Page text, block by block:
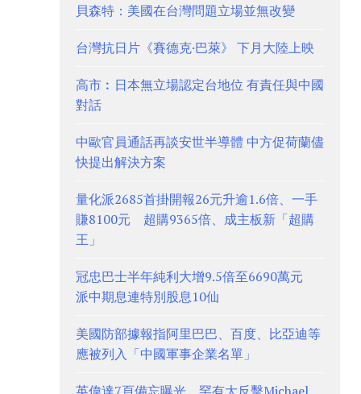
貝森特：美國在台灣問題立場並無改變
台灣抗日片《賽德克·巴萊》 下月大陸上映
高市︰日本無立場認定台地位 有責任與中國
對話
中歐官員通話再談安世半導體 中方促荷蘭儘
快提出解決方案
量化派2685首掛開報26元升逾1.6倍、一手
賺8100元 超購9365倍、成主板新「超購
王」
冠忠巴士半年純利大增9.5倍至6690萬元
派中期息連特別股息10仙
美國防部據報指阿里巴巴、百度、比亞迪等
應被列入「中國軍事企業名單」